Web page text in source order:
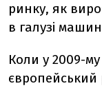
ринку, як
в галузі
Коли у 2009-
європейський